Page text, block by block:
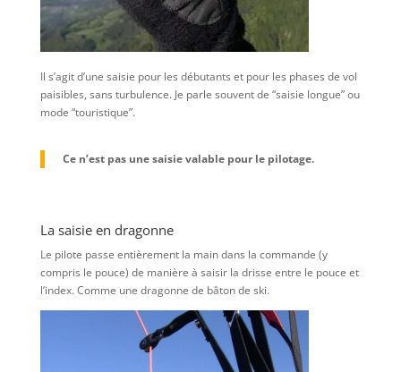
Il s’agit d’une saisie pour les débutants et pour les phases de vol
paisibles, sans turbulence. Je parle souvent de “saisie longue” ou
mode “touristique”.
Ce n’est pas une saisie valable pour le pilotage.
La saisie en dragonne
Le pilote passe entièrement la main dans la commande (y
compris le pouce) de manière à saisir la drisse entre le pouce et
l’index. Comme une dragonne de bâton de ski.